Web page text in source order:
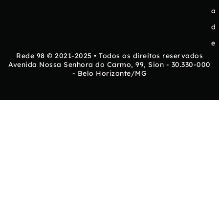
a
d
e
Rede 98 © 2021-2025 • Todos os direitos reservados
Avenida Nossa Senhora do Carmo, 99, Sion - 30.330-000
- Belo Horizonte/MG